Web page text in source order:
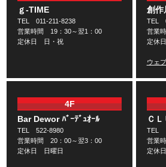
ｇ-TIME
TEL 011-211-8238
営業時間 19：30～翌1：00
定休日 日・祝
創
TEL
営業
定休
ウェ
4F
Bar Dewor ﾊﾞｰﾃﾞｭｵｰﾙ
TEL 522-8980
営業時間 20：00～翌3：00
定休日 日曜日
Ｃ
TEL
営業
定休